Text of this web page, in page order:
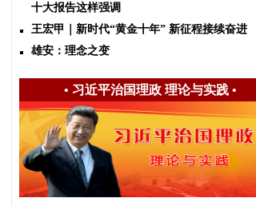
十大报告这样强调
王宏甲｜新时代“黄金十年” 新征程接续奋进
雄安：理念之变
• 习近平治国理政 理论与实践•